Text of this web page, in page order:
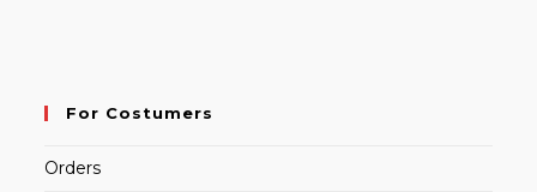
For Costumers
Orders